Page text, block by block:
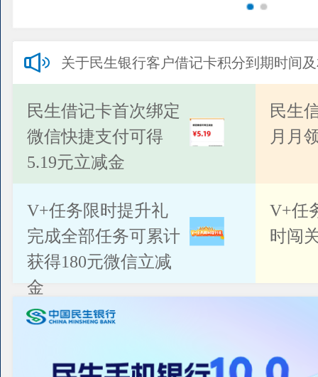
关于民生银行客户借记卡积分到期时间
公告
民生借记卡首次绑定
微信快捷支付可得
5.19元立减金
民生
月月
V+任务限时提升礼
完成全部任务可累计
获得180元微信立减
金
V+任
时闯